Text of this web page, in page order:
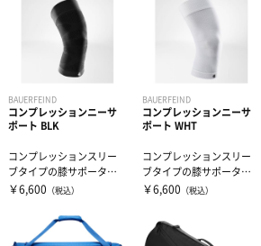
BAUERFEIND
コンプレッションニーサ
ポート BLK
コンプレッションスリー
ブタイプの膝サポーター
です。膝関節周辺部のコ
￥6,600 （税込）
BAUERFEIND
コンプレッションニーサ
ポート WHT
コンプレッションスリー
ブタイプの膝サポーター
です。膝関節周辺部のコ
￥6,600 （税込）